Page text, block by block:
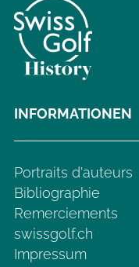
INFORMATIONEN
Portraits d'auteurs
Bibliographie
Remerciements
swissgolf.ch
Impressum